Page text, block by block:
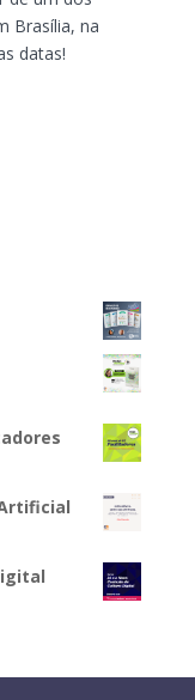
Brasília, na
datas!